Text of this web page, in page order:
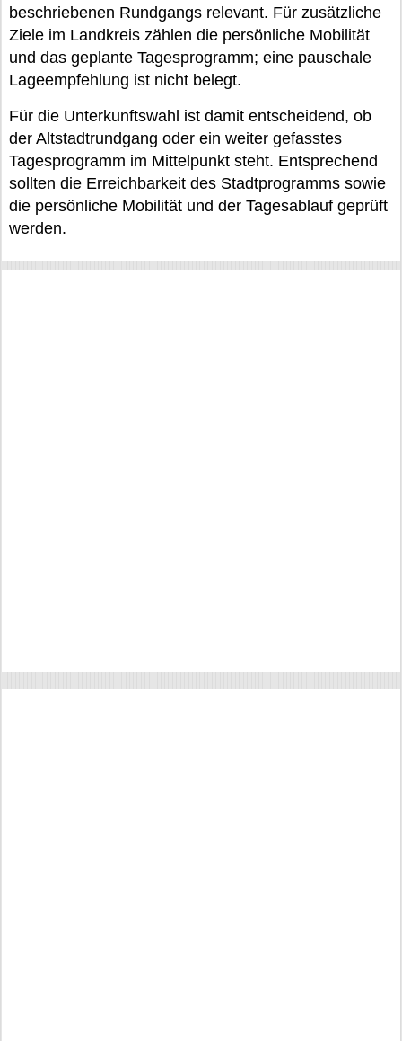
beschriebenen Rundgangs relevant. Für zusätzliche
Ziele im Landkreis zählen die persönliche Mobilität
und das geplante Tagesprogramm; eine pauschale
Lageempfehlung ist nicht belegt.
Für die Unterkunftswahl ist damit entscheidend, ob
der Altstadtrundgang oder ein weiter gefasstes
Tagesprogramm im Mittelpunkt steht. Entsprechend
sollten die Erreichbarkeit des Stadtprogramms sowie
die persönliche Mobilität und der Tagesablauf geprüft
werden.